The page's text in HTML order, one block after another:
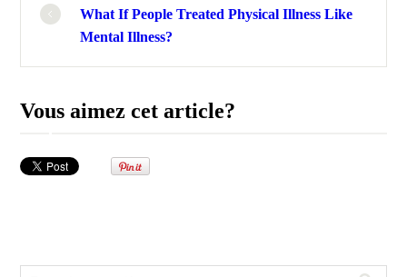
What If People Treated Physical Illness Like
Mental Illness?
Vous aimez cet article?